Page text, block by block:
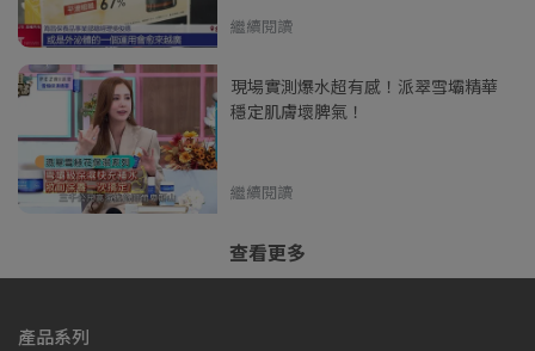
繼續閱讀
現場實測爆水超有感！派翠雪壩精華
穩定肌膚壞脾氣！
繼續閱讀
查看更多
產品系列